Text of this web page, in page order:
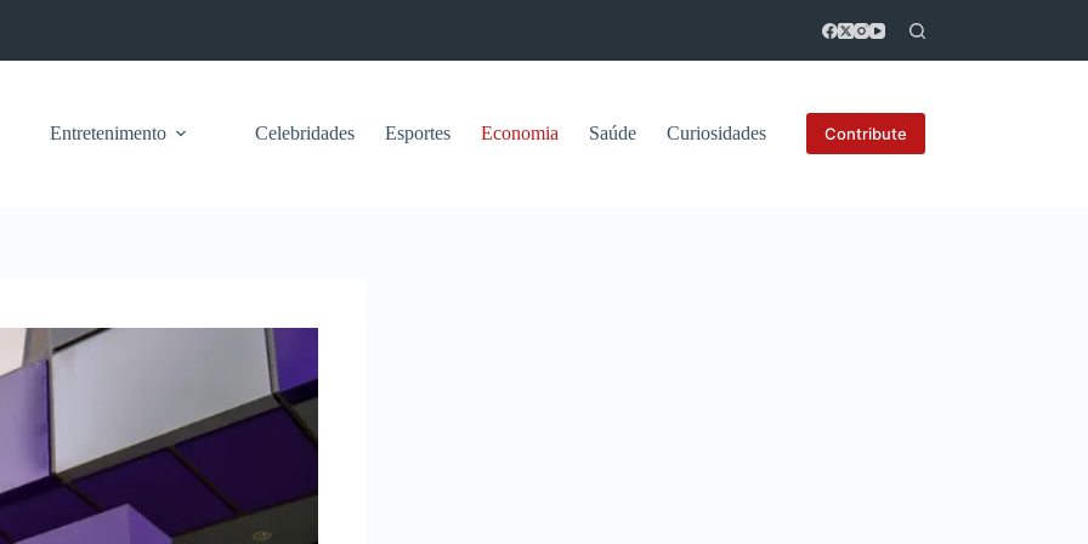
Entretenimento Celebridades Esportes Economia Saúde Curiosidades Contribute